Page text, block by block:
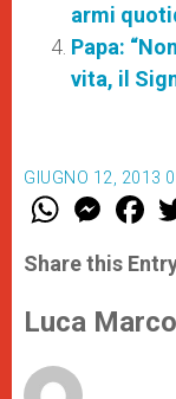
armi
Papa:
vita, il
GIUGNO 12, 2013
W
t
s
p
p
M
e
s
e
g
e
F
a
e
b
o
k
Share this
Luca